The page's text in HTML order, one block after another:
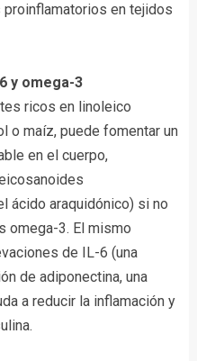
proinflamatorios en tejidos
y omega-3
ricos en linoleico
o maíz, puede fomentar un
en el cuerpo,
ácido araquidónico) si no
omega-3. El mismo
de IL-6 (una
de adiponectina, una
a reducir la inflamación y